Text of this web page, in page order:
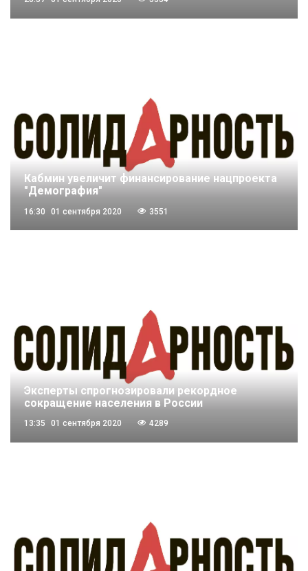
Кабмин увеличит финансирование нацпроекта
"Демография"
16:30 01 сентября 2020 3551
Эксперты спрогнозировали рекордное
сокращение населения в России
13:35 01 сентября 2020 4289